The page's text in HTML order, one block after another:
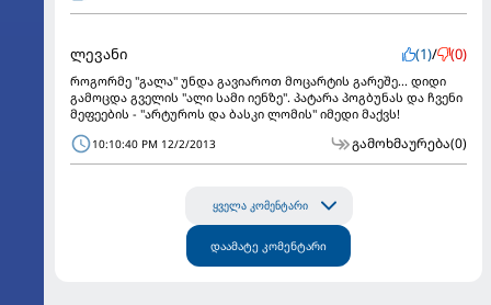
ლევანი (1)/ (0)
როგორმე "გალა" უნდა გავიაროთ მოცარტის გარეშე... დიდი
გამოცდა გველის "ალი სამი იენზე". პატარა პოგბუნას და ჩვენი
მეფეების - "არტუროს და ბასკი ლომის" იმედი მაქვს!
10:10:40 PM 12/2/2013 გამოხმაურება(0)
ყველა კომენტარი
დაამატე კომენტარი